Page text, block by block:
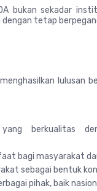
bukan sekadar
tetap
lulusan
berkualitas
bagi masyarakat
sebagai bentuk
pihak, baik